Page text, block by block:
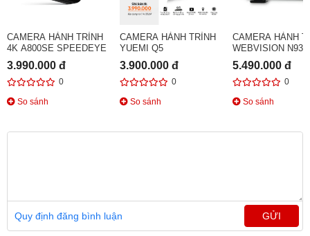
CAMERA HÀNH TRÌNH
4K A800SE SPEEDEYE
3.990.000 đ
0
So sánh
CAMERA HÀNH TRÌNH
YUEMI Q5
3.900.000 đ
0
So sánh
CAMERA HÀNH
WEBVISION N93
5.490.000 đ
0
So sánh
Quy định đăng bình luận GỬI